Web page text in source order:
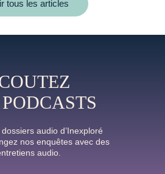
tous les articles
audio d’Inexploré
nos enquêtes avec des
audio.